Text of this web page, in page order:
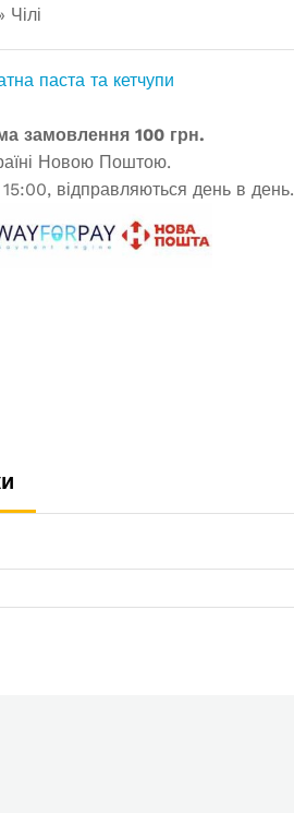
Чілі
паста та кетчупи
замовлення 100 грн.
Новою Поштою.
відправляються день в день.